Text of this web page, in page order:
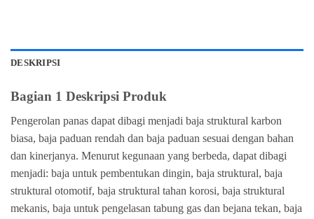
DESKRIPSI
Bagian 1 Deskripsi Produk
Pengerolan panas dapat dibagi menjadi baja struktural karbon
biasa, baja paduan rendah dan baja paduan sesuai dengan bahan
dan kinerjanya. Menurut kegunaan yang berbeda, dapat dibagi
menjadi: baja untuk pembentukan dingin, baja struktural, baja
struktural otomotif, baja struktural tahan korosi, baja struktural
mekanis, baja untuk pengelasan tabung gas dan bejana tekan, baja